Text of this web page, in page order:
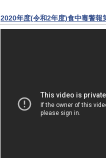
2020年度(令和2年度)食中毒警報